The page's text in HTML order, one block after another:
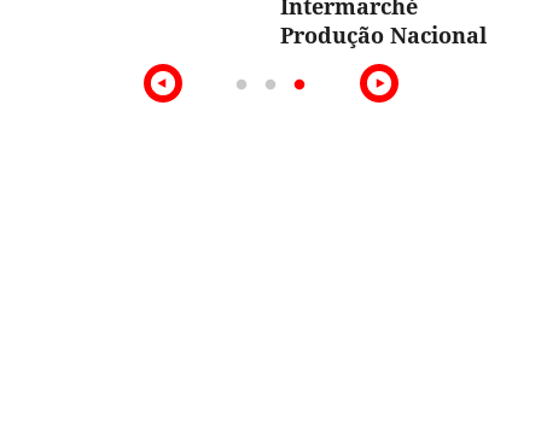
Intermarché
Produção Nacional